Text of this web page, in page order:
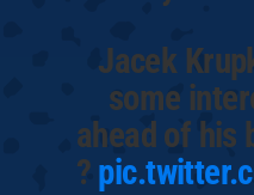
Jacek
some
ahead of his
?